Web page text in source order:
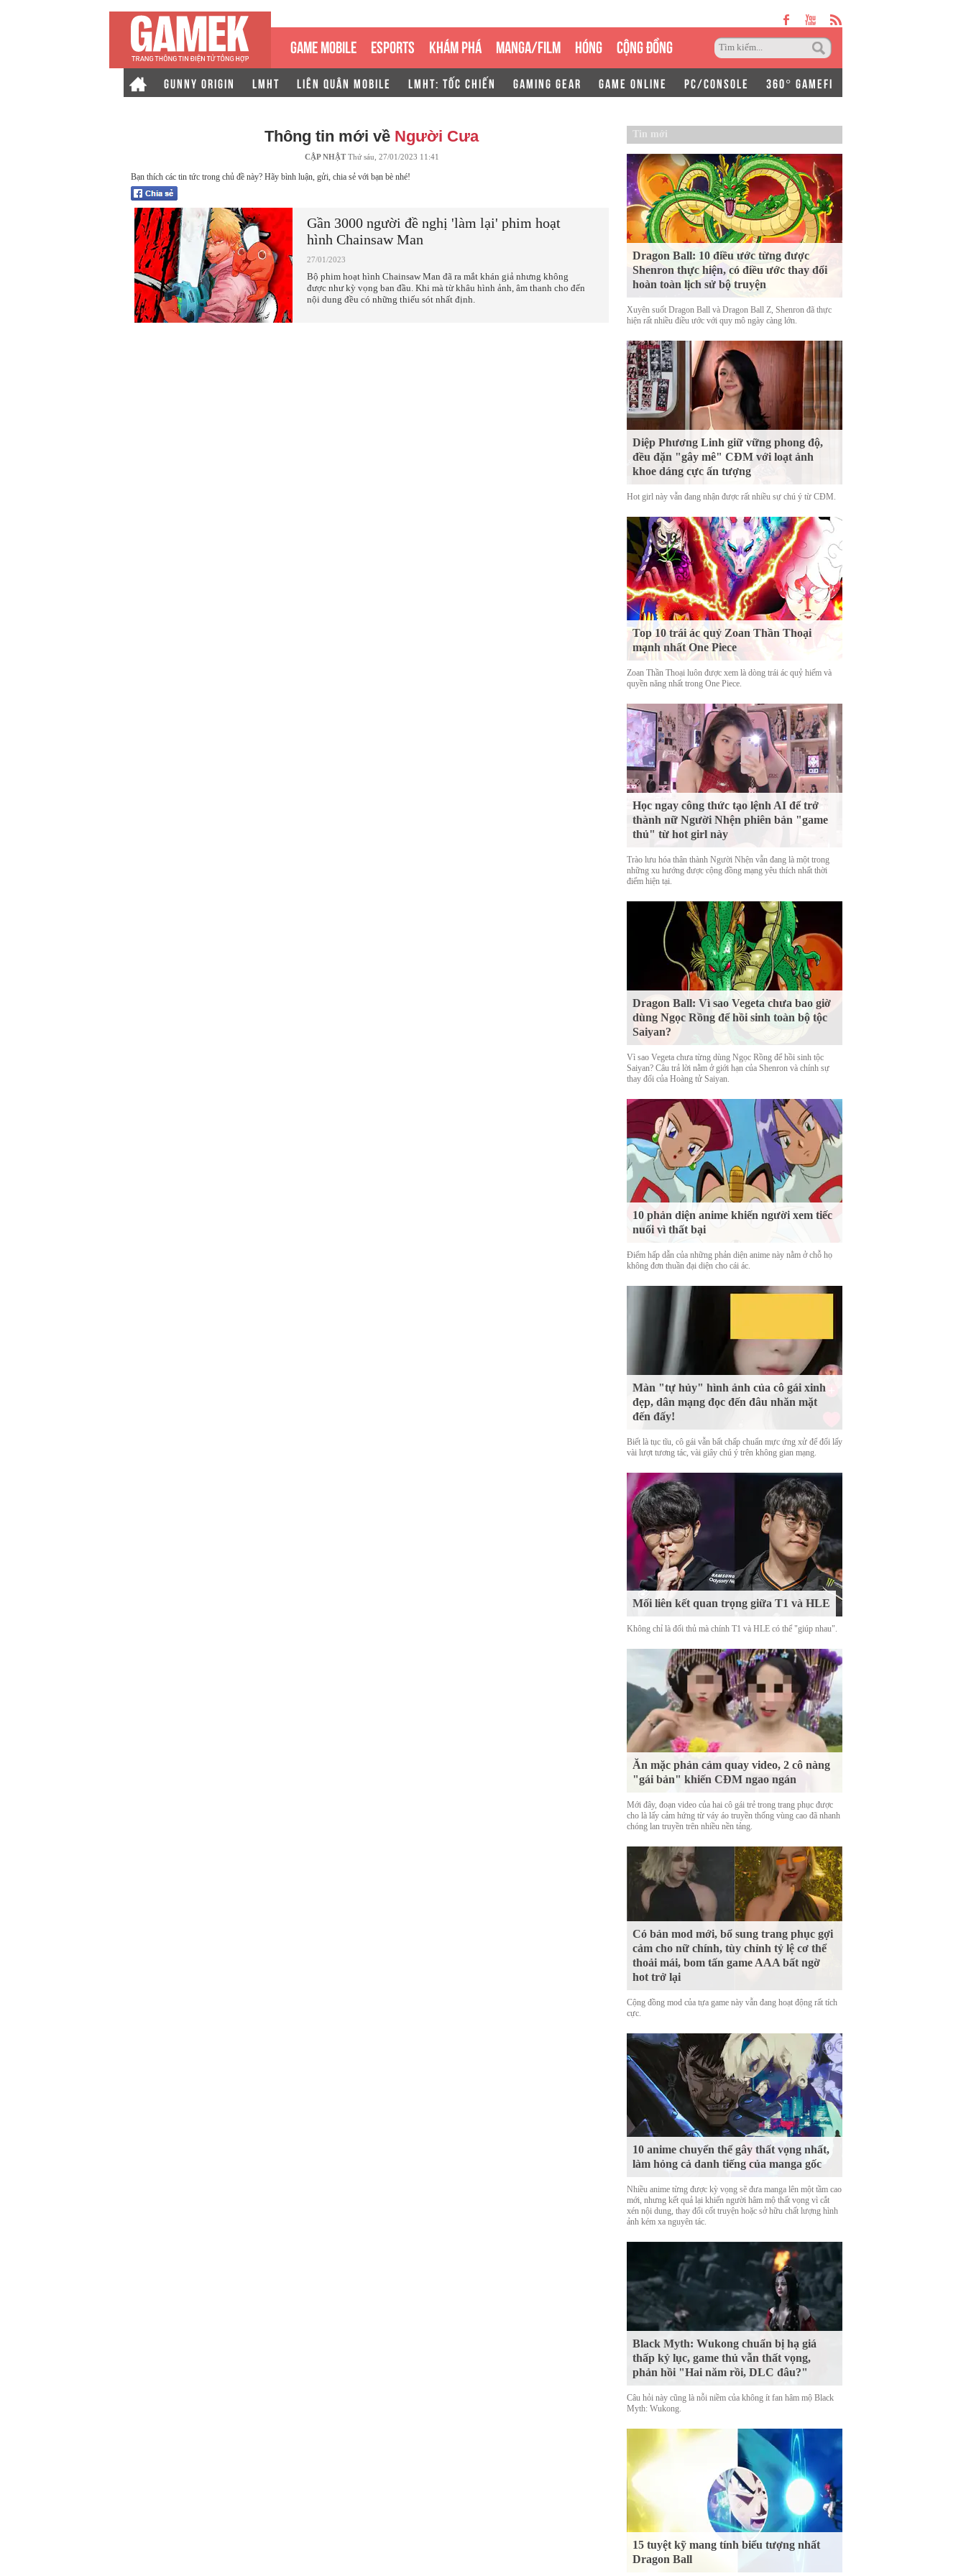
GAME MOBILE ESPORTS KHÁM PHÁ MANGA/FILM HÓNG CỘNG ĐỒNG
GUNNY ORIGIN LMHT LIÊN QUÂN MOBILE LMHT: TỐC CHIẾN GAMING GEAR GAME ONLINE PC/CONSOLE 360° GAMEFI
Thông tin mới về Người Cưa
CẬP NHẬTThứ sáu, 27/01/2023 11:41
Bạn thích các tin tức trong chủ đề này? Hãy bình luận, gửi, chia sẻ với bạn bè nhé!
Gần 3000 người đề nghị 'làm lại' phim hoạt
hình Chainsaw Man
27/01/2023
Bộ phim hoạt hình Chainsaw Man đã ra mắt khán giả nhưng không
được như kỳ vọng ban đầu. Khi mà từ khâu hình ảnh, âm thanh cho đến
nội dung đều có những thiếu sót nhất định.
Tin mới
Dragon Ball: 10 điều ước từng được
Shenron thực hiện, có điều ước thay đổi
hoàn toàn lịch sử bộ truyện
Xuyên suốt Dragon Ball và Dragon Ball Z, Shenron đã thực
hiện rất nhiều điều ước với quy mô ngày càng lớn.
Diệp Phương Linh giữ vững phong độ,
đều đặn "gây mê" CĐM với loạt ảnh
khoe dáng cực ấn tượng
Hot girl này vẫn đang nhận được rất nhiều sự chú ý từ CĐM.
Top 10 trái ác quỷ Zoan Thần Thoại
mạnh nhất One Piece
Zoan Thần Thoại luôn được xem là dòng trái ác quỷ hiếm và
quyền năng nhất trong One Piece.
Học ngay công thức tạo lệnh AI để trở
thành nữ Người Nhện phiên bản "game
thủ" từ hot girl này
Trào lưu hóa thân thành Người Nhện vẫn đang là một trong
những xu hướng được cộng đồng mạng yêu thích nhất thời
điểm hiện tại.
Dragon Ball: Vì sao Vegeta chưa bao giờ
dùng Ngọc Rồng để hồi sinh toàn bộ tộc
Saiyan?
Vì sao Vegeta chưa từng dùng Ngọc Rồng để hồi sinh tộc
Saiyan? Câu trả lời nằm ở giới hạn của Shenron và chính sự
thay đổi của Hoàng tử Saiyan.
10 phản diện anime khiến người xem tiếc
nuối vì thất bại
Điểm hấp dẫn của những phản diện anime này nằm ở chỗ họ
không đơn thuần đại diện cho cái ác.
Màn "tự hủy" hình ảnh của cô gái xinh
đẹp, dân mạng đọc đến đâu nhăn mặt
đến đấy!
Biết là tục tĩu, cô gái vẫn bất chấp chuẩn mực ứng xử để đổi lấy
vài lượt tương tác, vài giây chú ý trên không gian mạng.
Mối liên kết quan trọng giữa T1 và HLE
Không chỉ là đối thủ mà chính T1 và HLE có thể "giúp nhau".
Ăn mặc phản cảm quay video, 2 cô nàng
"gái bản" khiến CĐM ngao ngán
Mới đây, đoạn video của hai cô gái trẻ trong trang phục được
cho là lấy cảm hứng từ váy áo truyền thống vùng cao đã nhanh
chóng lan truyền trên nhiều nền tảng.
Có bản mod mới, bổ sung trang phục gợi
cảm cho nữ chính, tùy chỉnh tỷ lệ cơ thể
thoải mái, bom tấn game AAA bất ngờ
hot trở lại
Cộng đồng mod của tựa game này vẫn đang hoạt động rất tích
cực.
10 anime chuyển thể gây thất vọng nhất,
làm hỏng cả danh tiếng của manga gốc
Nhiều anime từng được kỳ vọng sẽ đưa manga lên một tầm cao
mới, nhưng kết quả lại khiến người hâm mộ thất vọng vì cắt
xén nội dung, thay đổi cốt truyện hoặc sở hữu chất lượng hình
ảnh kém xa nguyên tác.
Black Myth: Wukong chuẩn bị hạ giá
thấp kỷ lục, game thủ vẫn thất vọng,
phản hồi "Hai năm rồi, DLC đâu?"
Câu hỏi này cũng là nỗi niềm của không ít fan hâm mộ Black
Myth: Wukong.
15 tuyệt kỹ mang tính biểu tượng nhất
Dragon Ball